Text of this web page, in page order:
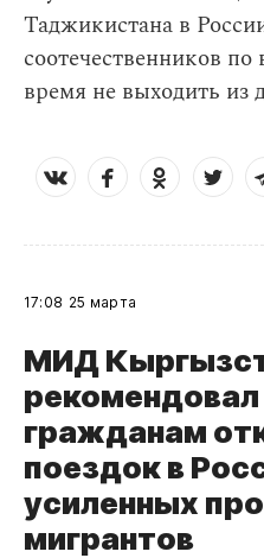
Таджикистана в
соотечественников
время не выходить из
17:08 25 марта
МИД
гражданам
поездок в
усиленных
мигрантов